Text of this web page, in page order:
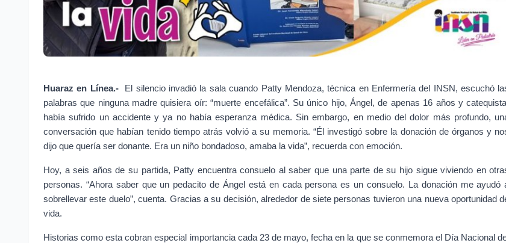
Huaraz en Línea.-
El silencio invadió la sala cuando Patty Mendoza, técnica en Enfermería del INSN, escuchó
palabras que ninguna madre quisiera oír: “muerte encefálica”. Su único hijo, Ángel, de apenas 16 años y
había sufrido un accidente y ya no había esperanza médica. Sin embargo, en medio del dolor más profundo,
conversación que habían tenido tiempo atrás volvió a su memoria. “Él investigó sobre la donación de órganos y
dijo que quería ser donante. Era un niño bondadoso, amaba la vida”, recuerda con emoción.
Hoy, a seis años de su partida, Patty encuentra consuelo al saber que una parte de su hijo sigue viviendo en
personas. “Ahora saber que un pedacito de Ángel está en cada persona es un consuelo. La donación me ayudó
sobrellevar este duelo”, cuenta. Gracias a su decisión, alrededor de siete personas tuvieron una nueva oportunidad
vida.
Historias como esta cobran especial importancia cada 23 de mayo, fecha en la que se conmemora el Día Nacional